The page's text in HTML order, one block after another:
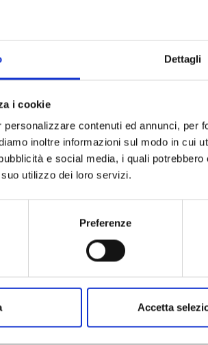
Dettagli
i cookie
contenuti ed annunci, per
inoltre informazioni sul modo in cui
e social media, i quali
utilizzo dei loro servizi.
Preferenze
Accetta